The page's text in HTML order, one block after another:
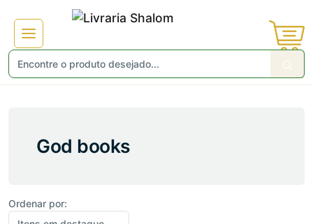
God books
Ordenar por: